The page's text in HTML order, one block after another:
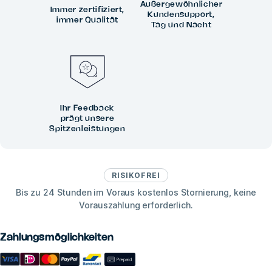
RISIKOFREI
Bis zu 24 Stunden im Voraus kostenlos Stornierung, keine
Vorauszahlung erforderlich.
Zahlungsmöglichkeiten
Immer zertifiziert,
immer Qualität
Außergewöhnlicher
Kundensupport,
Tag und Nacht
Ihr Feedback
prägt unsere
Spitzenleistungen